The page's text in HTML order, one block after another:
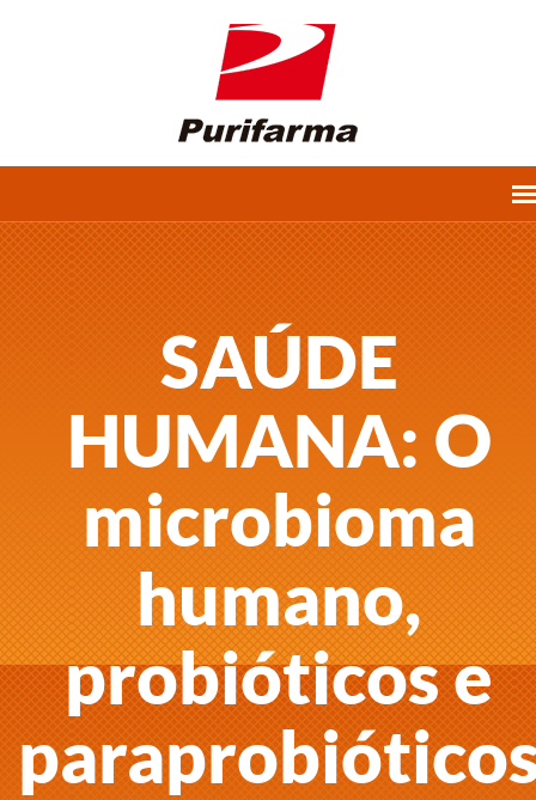
SAÚDE
HUMANA: O
microbioma
humano,
probióticos e